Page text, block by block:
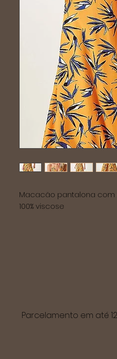
Macacão pantalona com
100% viscose
Parcelamento em até